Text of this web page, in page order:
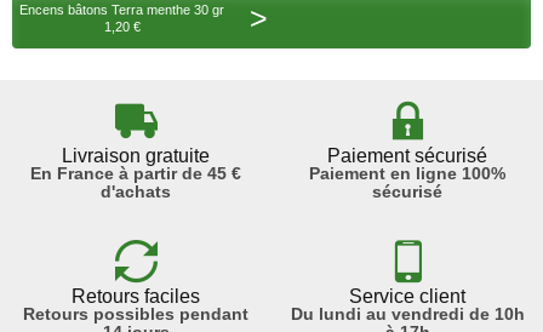
Encens bâtons Terra menthe 30 gr
1,20 €
>
Livraison gratuite
En France à partir de 45 €
d'achats
Paiement sécurisé
Paiement en ligne 100%
sécurisé
Retours faciles
Retours possibles pendant
Service client
Du lundi au vendredi de 10h